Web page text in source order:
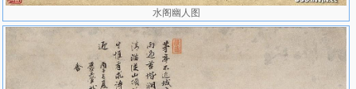
水阁幽人图